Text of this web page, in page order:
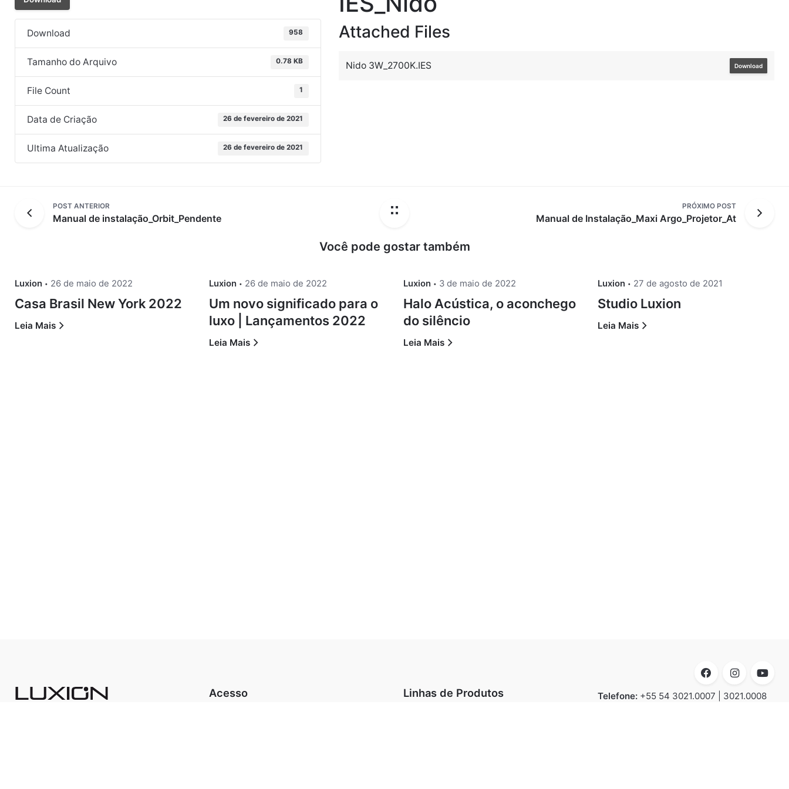
Download 958
Tamanho do Arquivo 0.78 KB
File Count 1
Data de Criação 26 de fevereiro de 2021
Ultima Atualização 26 de fevereiro de 2021
Attached Files
Nido 3W_2700K.IES Download
POST ANTERIOR
Manual de instalação_Orbit_Pendente
PRÓXIMO POST
Manual de Instalação_Maxi Argo_Projetor_At
Você pode gostar também
Luxion 26 de maio de 2022
Casa Brasil New York 2022
Leia Mais
Luxion 26 de maio de 2022
Um novo significado para o
luxo | Lançamentos 2022
Leia Mais
Luxion 3 de maio de 2022
Halo Acústica, o aconchego
do silêncio
Leia Mais
Luxion 27 de agosto de 2021
Studio Luxion
Leia Mais
Acesso Linhas de Produtos Telefone: +55 54 3021.0007 | 3021.0008